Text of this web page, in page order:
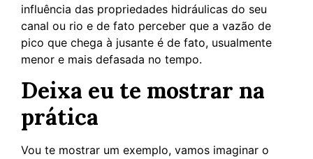
influência das propriedades hidráulicas do seu
canal ou rio e de fato perceber que a vazão de
pico que chega à jusante é de fato, usualmente
menor e mais defasada no tempo.
Deixa eu te mostrar na
prática
Vou te mostrar um exemplo, vamos imaginar o